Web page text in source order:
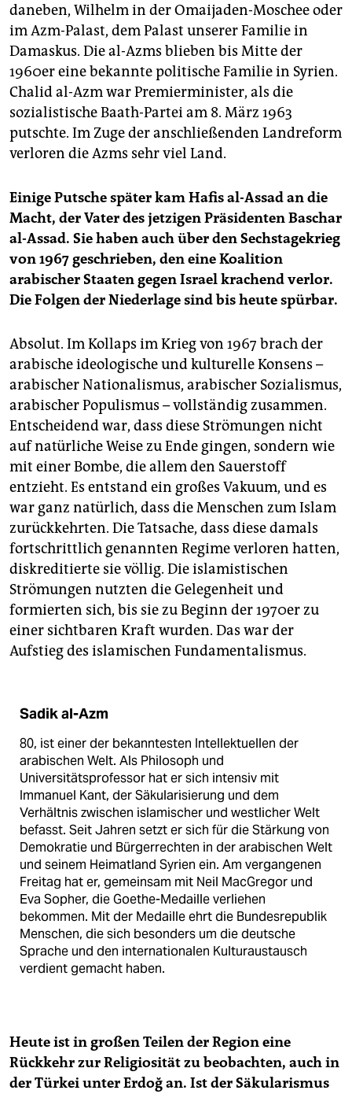
daneben, Wilhelm in der Omaijaden-Moschee oder
im Azm-Palast, dem Palast unserer Familie in
Damaskus. Die al-Azms blieben bis Mitte der
1960er eine bekannte politische Familie in Syrien.
Chalid al-Azm war Premierminister, als die
sozialistische Baath-Partei am 8. März 1963
putschte. Im Zuge der anschließenden Landreform
verloren die Azms sehr viel Land.
Einige Putsche später kam Hafis al-Assad an die
Macht, der Vater des jetzigen Präsidenten Baschar
al-Assad. Sie haben auch über den Sechstagekrieg
von 1967 geschrieben, den eine Koalition
arabischer Staaten gegen Israel krachend verlor.
Die Folgen der Niederlage sind bis heute spürbar.
Absolut. Im Kollaps im Krieg von 1967 brach der
arabische ideologische und kulturelle Konsens –
arabischer Nationalismus, arabischer Sozialismus,
arabischer Populismus – vollständig zusammen.
Entscheidend war, dass diese Strömungen nicht
auf natürliche Weise zu Ende gingen, sondern wie
mit einer Bombe, die allem den Sauerstoff
entzieht. Es entstand ein großes Vakuum, und es
war ganz natürlich, dass die Menschen zum Islam
zurückkehrten. Die Tatsache, dass diese damals
fortschrittlich genannten Regime verloren hatten,
diskreditierte sie völlig. Die islamistischen
Strömungen nutzten die Gelegenheit und
formierten sich, bis sie zu Beginn der 1970er zu
einer sichtbaren Kraft wurden. Das war der
Aufstieg des islamischen Fundamentalismus.
Sadik al-Azm
80, ist einer der bekanntesten Intellektuellen der
arabischen Welt. Als Philosoph und
Universitätsprofessor hat er sich intensiv mit
Immanuel Kant, der Säkularisierung und dem
Verhältnis zwischen islamischer und westlicher Welt
befasst. Seit Jahren setzt er sich für die Stärkung von
Demokratie und Bürgerrechten in der arabischen Welt
und seinem Heimatland Syrien ein. Am vergangenen
Freitag hat er, gemeinsam mit Neil MacGregor und
Eva Sopher, die Goethe-Medaille verliehen
bekommen. Mit der Medaille ehrt die Bundesrepublik
Menschen, die sich besonders um die deutsche
Sprache und den internationalen Kulturaustausch
verdient gemacht haben.
Heute ist in großen Teilen der Region eine
Rückkehr zur Religiosität zu beobachten, auch in
der Türkei unter Erdoğan. Ist der Säkularismus